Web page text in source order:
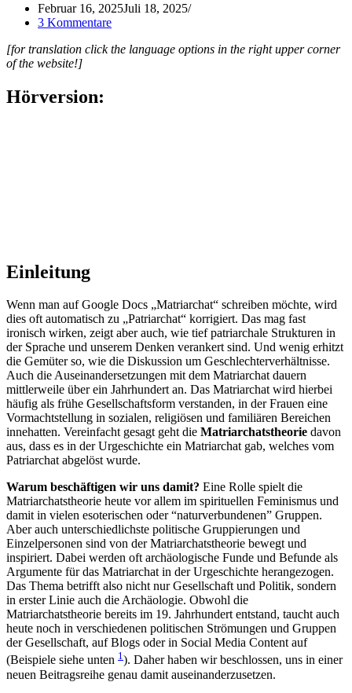
Februar 16, 2025Juli 18, 2025
3 Kommentare
[for translation click the language options in the right upper corner
of the website!]
Hörversion:
Einleitung
Wenn man auf Google Docs „Matriarchat“ schreiben möchte, wird
dies oft automatisch zu „Patriarchat“ korrigiert. Das mag fast
ironisch wirken, zeigt aber auch, wie tief patriarchale Strukturen in
der Sprache und unserem Denken verankert sind. Und wenig erhitzt
die Gemüter so, wie die Diskussion um Geschlechterverhältnisse.
Auch die Auseinandersetzungen mit dem Matriarchat dauern
mittlerweile über ein Jahrhundert an. Das Matriarchat wird hierbei
häufig als frühe Gesellschaftsform verstanden, in der Frauen eine
Vormachtstellung in sozialen, religiösen und familiären Bereichen
innehatten. Vereinfacht gesagt geht die Matriarchatstheorie davon
aus, dass es in der Urgeschichte ein Matriarchat gab, welches vom
Patriarchat abgelöst wurde.
Warum beschäftigen wir uns damit? Eine Rolle spielt die
Matriarchatstheorie heute vor allem im spirituellen Feminismus und
damit in vielen esoterischen oder “naturverbundenen” Gruppen.
Aber auch unterschiedlichste politische Gruppierungen und
Einzelpersonen sind von der Matriarchatstheorie bewegt und
inspiriert. Dabei werden oft archäologische Funde und Befunde als
Argumente für das Matriarchat in der Urgeschichte herangezogen.
Das Thema betrifft also nicht nur Gesellschaft und Politik, sondern
in erster Linie auch die Archäologie. Obwohl die
Matriarchatstheorie bereits im 19. Jahrhundert entstand, taucht auch
heute noch in verschiedenen politischen Strömungen und Gruppen
der Gesellschaft, auf Blogs oder in Social Media Content auf
(Beispiele siehe unten 1). Daher haben wir beschlossen, uns in einer
neuen Beitragsreihe genau damit auseinanderzusetzen.